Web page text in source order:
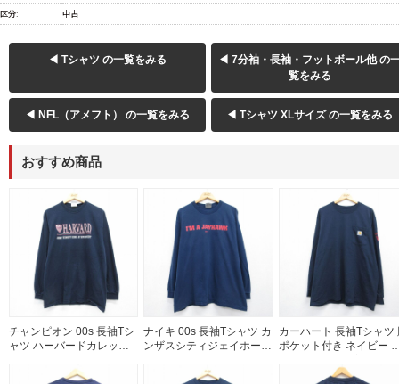
区分:
中古
◀ Tシャツ の一覧をみる
◀ 7分袖・長袖・フットボール他 の
覧をみる
◀ NFL（アメフト） の一覧をみる ◀ Tシャツ XLサイズ の一覧をみる
おすすめ商品
チャンピオン 00s 長袖Tシ
ャツ ハーバードカレッジ
ナイキ 00s 長袖Tシャツ カ
ンザスシティジェイホーク
カーハート 長袖Tシャツ
ポケット付き ネイビー